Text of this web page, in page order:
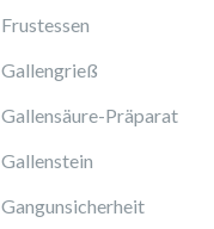
Frustessen
Gallengrieß
Gallensäure-Präparat
Gallenstein
Gangunsicherheit